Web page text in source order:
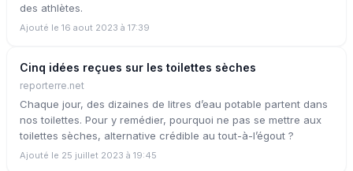
des athlètes.
Ajouté le 16 aout 2023 à 17:39
Cinq idées reçues sur les toilettes sèches
reporterre.net
Chaque jour, des dizaines de litres d’eau potable partent dans
nos toilettes. Pour y remédier, pourquoi ne pas se mettre aux
toilettes sèches, alternative crédible au tout-à-l’égout ?
Ajouté le 25 juillet 2023 à 19:45